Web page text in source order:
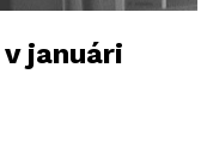
januári